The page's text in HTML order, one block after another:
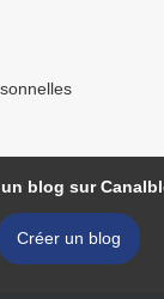
un blog sur
Créer un blog